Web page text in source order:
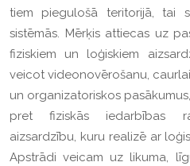
tiem piegulošā teritorijā, tai
sistēmās. Mērķis attiecas uz
fiziskiem un loģiskiem
veicot videonovērošanu,
un organizatoriskos
pret fiziskās iedarbības
aizsardzību, kuru realizē ar
Apstrādi veicam uz likuma,